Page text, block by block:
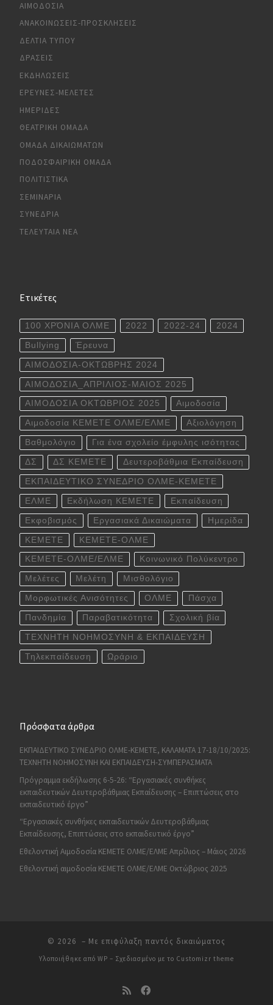
ΑΙΜΟΔΟΣΊΑ
ΑΝΑΚΟΙΝΏΣΕΙΣ-ΠΡΟΣΚΛΉΣΕΙΣ
ΔΕΛΤΊΑ ΤΎΠΟΥ
ΔΡΆΣΕΙΣ
ΕΚΔΗΛΏΣΕΙΣ
ΈΡΕΥΝΕΣ-ΜΕΛΈΤΕΣ
ΗΜΕΡΊΔΕΣ
ΘΕΑΤΡΙΚΉ ΟΜΆΔΑ
ΟΜΆΔΑ ΔΙΚΑΙΩΜΆΤΩΝ
ΠΟΔΟΣΦΑΙΡΙΚΉ ΟΜΆΔΑ
ΠΟΛΙΤΙΣΤΙΚΆ
ΣΕΜΙΝΆΡΙΑ
ΣΥΝΈΔΡΙΑ
ΤΕΛΕΥΤΑΊΑ ΝΈΑ
Ετικέτες
100 ΧΡΌΝΙΑ ΟΛΜΕ 2022 2022-24 2024
Bullying Έρευνα
ΑΙΜΟΔΟΣΙΑ-ΟΚΤΩΒΡΗΣ 2024
ΑΙΜΟΔΟΣΙΑ_ΑΠΡΙΛΙΟΣ-ΜΑΙΟΣ 2025
ΑΙΜΟΔΟΣΙΑ ΟΚΤΩΒΡΙΟΣ 2025 Αιμοδοσία
Αιμοδοσία ΚΕΜΕΤΕ ΟΛΜΕ/ΕΛΜΕ Αξιολόγηση
Βαθμολόγιο Για ένα σχολείο έμφυλης ισότητας
ΔΣ ΔΣ ΚΕΜΕΤΕ Δευτεροβάθμια Εκπαίδευση
ΕΚΠΑΙΔΕΥΤΙΚΟ ΣΥΝΕΔΡΙΟ ΟΛΜΕ-ΚΕΜΕΤΕ
ΕΛΜΕ Εκδήλωση ΚΕΜΕΤΕ Εκπαίδευση
Εκφοβισμός Εργασιακά Δικαιώματα Ημερίδα
ΚΕΜΕΤΕ ΚΕΜΕΤΕ-ΟΛΜΕ
ΚΕΜΕΤΕ-ΟΛΜΕ/ΕΛΜΕ Κοινωνικό Πολύκεντρο
Μελέτες Μελέτη Μισθολόγιο
Μορφωτικές Ανισότητες ΟΛΜΕ Πάσχα
Πανδημία Παραβατικότητα Σχολική βία
ΤΕΧΝΗΤΗ ΝΟΗΜΟΣΥΝΗ & ΕΚΠΑΙΔΕΥΣΗ
Τηλεκπαίδευση Ωράριο
Πρόσφατα άρθρα
ΕΚΠΑΙΔΕΥΤΙΚΟ ΣΥΝΕΔΡΙΟ ΟΛΜΕ-ΚΕΜΕΤΕ, ΚΑΛΑΜΑΤΑ 17-18/10/2025:
ΤΕΧΝΗΤΗ ΝΟΗΜΟΣΥΝΗ ΚΑΙ ΕΚΠΑΙΔΕΥΣΗ-ΣΥΜΠΕΡΑΣΜΑΤΑ
Πρόγραμμα εκδήλωσης 6-5-26: “Εργασιακές συνθήκες
εκπαιδευτικών Δευτεροβάθμιας Εκπαίδευσης – Επιπτώσεις στο
εκπαιδευτικό έργο”
“Εργασιακές συνθήκες εκπαιδευτικών Δευτεροβάθμιας
Εκπαίδευσης, Επιπτώσεις στο εκπαιδευτικό έργο”
Εθελοντική Αιμοδοσία ΚΕΜΕΤΕ ΟΛΜΕ/ΕΛΜΕ Απρίλιος – Μάιος 2026
Εθελοντική αιμοδοσία ΚΕΜΕΤΕ ΟΛΜΕ/ΕΛΜΕ Οκτώβριος 2025
© 2026 – Με επιφύλαξη παντός δικαιώματος
Υλοποιήθηκε από WP – Σχεδιασμένο με το Customizr theme